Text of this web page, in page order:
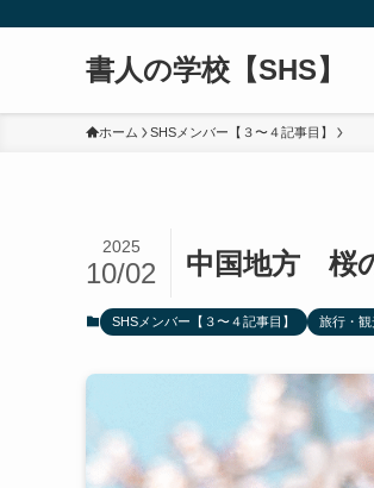
書人の学校【SHS】
ホーム SHSメンバー【３〜４記事目】
中国地方 桜
2025
10/02
SHSメンバー【３〜４記事目】 旅行・観